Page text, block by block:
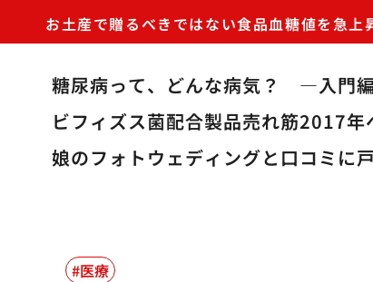
お土産で贈るべきではない食品血糖値を急上
糖尿病って、どんな病気？ ―入門
ビフィズス菌配合製品売れ筋2017年
娘のフォトウェディングと口コミに
医療